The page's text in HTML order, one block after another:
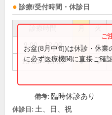
診療/受付時間・休診日
9:00～12:00 ● ●
15:00～18:00 ● ●
お盆(8月中旬)は休診・休業
に必ず医療機関に直接ご確
備考: 臨時休診あり
休診日: 土、日、祝